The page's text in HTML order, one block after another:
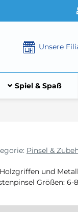
Unsere
Spiel & Spaß
Pinsel &
und
Größen: 6-